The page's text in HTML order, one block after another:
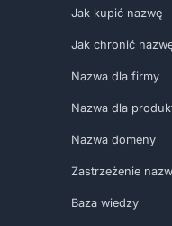
Jak kupić nazwę
Jak chronić
Nazwa dla firmy
Nazwa dla
Nazwa domeny
Zastrzeżenie
Baza wiedzy